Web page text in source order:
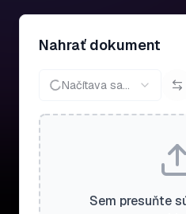
Nahrať dokument
Načítava sa...
Sem presuňte